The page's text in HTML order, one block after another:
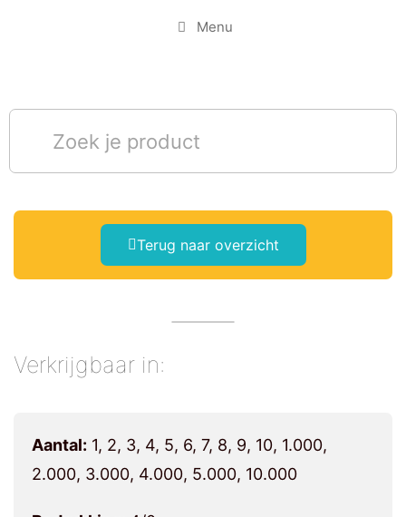
Menu
Terug naar overzicht
Verkrijgbaar in:
Aantal: 1, 2, 3, 4, 5, 6, 7, 8, 9, 10, 1.000,
2.000, 3.000, 4.000, 5.000, 10.000